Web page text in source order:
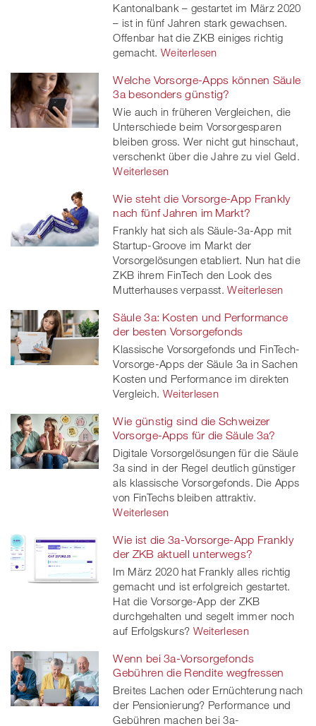
Kantonalbank – gestartet im März 2020
– ist in fünf Jahren stark gewachsen.
Offenbar hat die ZKB einiges richtig
gemacht. Weiterlesen
Welche Vorsorge-Apps können Säule
3a besonders günstig?
Wie auch in früheren Vergleichen, die
Unterschiede beim Vorsorgesparen
bleiben gross. Wer nicht gut hinschaut,
verschenkt über die Jahre zu viel Geld.
Weiterlesen
Wie steht die Vorsorge-App Frankly
nach fünf Jahren im Markt?
Frankly hat sich als Säule-3a-App mit
Startup-Groove im Markt der
Vorsorgelösungen etabliert. Nun hat die
ZKB ihrem FinTech den Look des
Mutterhauses verpasst. Weiterlesen
Säule 3a: Kosten und Performance
der besten Vorsorgefonds
Klassische Vorsorgefonds und FinTech-
Vorsorge-Apps der Säule 3a in Sachen
Kosten und Performance im direkten
Vergleich. Weiterlesen
Wie günstig sind die Schweizer
Vorsorge-Apps für die Säule 3a?
Digitale Vorsorgelösungen für die Säule
3a sind in der Regel deutlich günstiger
als klassische Vorsorgefonds. Die Apps
von FinTechs bleiben attraktiv.
Weiterlesen
Wie ist die 3a-Vorsorge-App Frankly
der ZKB aktuell unterwegs?
Im März 2020 hat Frankly alles richtig
gemacht und ist erfolgreich gestartet.
Hat die Vorsorge-App der ZKB
durchgehalten und segelt immer noch
auf Erfolgskurs? Weiterlesen
Wenn bei 3a-Vorsorgefonds
Gebühren die Rendite wegfressen
Breites Lachen oder Ernüchterung nach
der Pensionierung? Performance und
Gebühren machen bei 3a-